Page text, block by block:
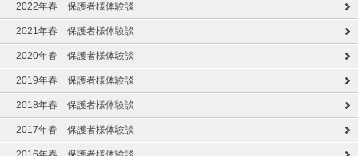
2022年春 保護者様体験談
2021年春 保護者様体験談
2020年春 保護者様体験談
2019年春 保護者様体験談
2018年春 保護者様体験談
2017年春 保護者様体験談